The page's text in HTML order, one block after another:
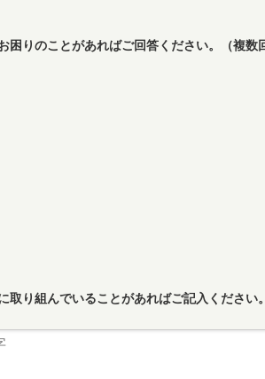
困りのことがあればご回答ください。（複数
取り組んでいることがあればご記入ください